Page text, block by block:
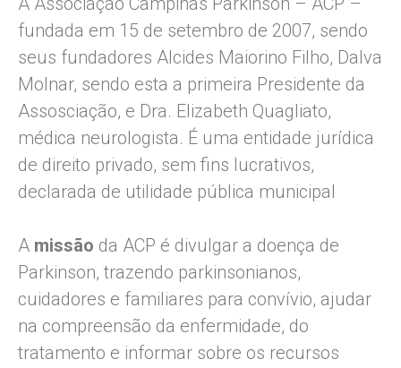
fundada em 15 de setembro de 2007, sendo
seus fundadores Alcides Maiorino Filho, Dalva
Molnar, sendo esta a primeira Presidente da
Assosciação, e Dra. Elizabeth Quagliato,
médica neurologista. É uma entidade jurídica
de direito privado, sem fins lucrativos,
declarada de utilidade pública municipal
A missão da ACP é divulgar a doença de
Parkinson, trazendo parkinsonianos,
cuidadores e familiares para convívio, ajudar
na compreensão da enfermidade, do
tratamento e informar sobre os recursos